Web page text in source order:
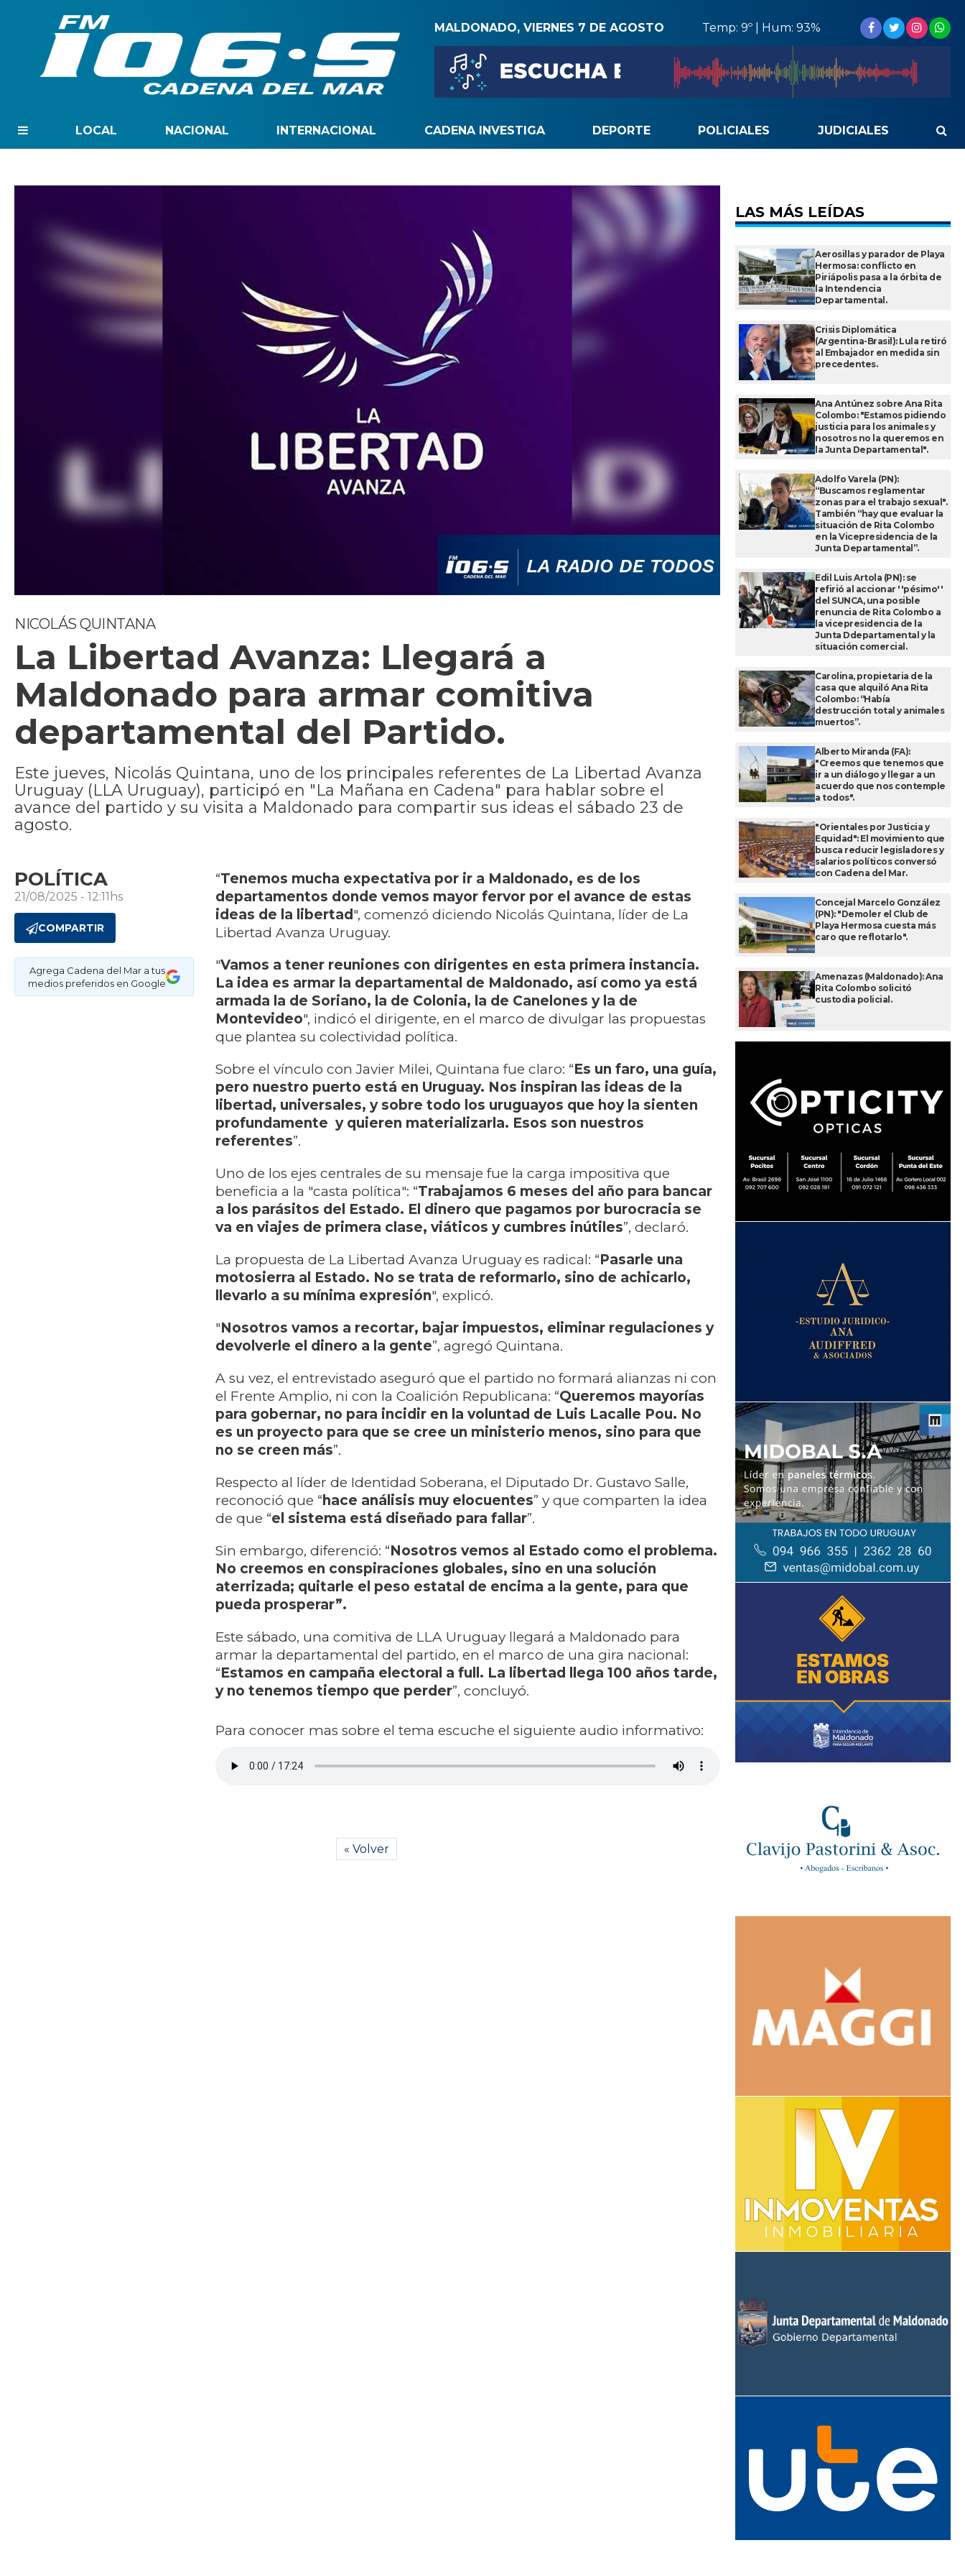
MALDONADO, VIERNES 7 DE AGOSTO Temp: 9º | Hum: 93%
LOCAL NACIONAL INTERNACIONAL CADENA INVESTIGA DEPORTE POLICIALES JUDICIALES
NICOLÁS QUINTANA
La Libertad Avanza: Llegará a
Maldonado para armar comitiva
departamental del Partido.
Este jueves, Nicolás Quintana, uno de los principales referentes de La Libertad Avanza
Uruguay (LLA Uruguay), participó en "La Mañana en Cadena" para hablar sobre el
avance del partido y su visita a Maldonado para compartir sus ideas el sábado 23 de
agosto.
POLÍTICA
21/08/2025 - 12:11hs
COMPARTIR
Agrega Cadena del Mar a tus
medios preferidos en Google
“Tenemos mucha expectativa por ir a Maldonado, es de los
departamentos donde vemos mayor fervor por el avance de estas
ideas de la libertad ", comenzó diciendo Nicolás Quintana, líder de La
Libertad Avanza Uruguay.
"Vamos a tener reuniones con dirigentes en esta primera instancia.
La idea es armar la departamental de Maldonado, así como ya está
armada la de Soriano, la de Colonia, la de Canelones y la de
Montevideo", indicó el dirigente, en el marco de divulgar las propuestas
que plantea su colectividad política.
Sobre el vínculo con Javier Milei, Quintana fue claro: “Es un faro, una guía,
pero nuestro puerto está en Uruguay. Nos inspiran las ideas de la
libertad, universales, y sobre todo los uruguayos que hoy la sienten
profundamente y quieren materializarla. Esos son nuestros
referentes”.
Uno de los ejes centrales de su mensaje fue la carga impositiva que
beneficia a la "casta política": “Trabajamos 6 meses del año para bancar
a los parásitos del Estado. El dinero que pagamos por burocracia se
va en viajes de primera clase, viáticos y cumbres inútiles”, declaró.
La propuesta de La Libertad Avanza Uruguay es radical: “Pasarle una
motosierra al Estado. No se trata de reformarlo, sino de achicarlo,
llevarlo a su mínima expresión", explicó.
"Nosotros vamos a recortar, bajar impuestos, eliminar regulaciones y
devolverle el dinero a la gente”, agregó Quintana.
A su vez, el entrevistado aseguró que el partido no formará alianzas ni con
el Frente Amplio, ni con la Coalición Republicana: “Queremos mayorías
para gobernar, no para incidir en la voluntad de Luis Lacalle Pou. No
es un proyecto para que se cree un ministerio menos, sino para que
no se creen más”.
Respecto al líder de Identidad Soberana, el Diputado Dr. Gustavo Salle,
reconoció que “ hace análisis muy elocuentes” y que comparten la idea
de que “el sistema está diseñado para fallar”.
Sin embargo, diferenció: “Nosotros vemos al Estado como el problema.
No creemos en conspiraciones globales, sino en una solución
aterrizada; quitarle el peso estatal de encima a la gente, para que
pueda prosperar”.
Este sábado, una comitiva de LLA Uruguay llegará a Maldonado para
armar la departamental del partido, en el marco de una gira nacional:
“Estamos en campaña electoral a full. La libertad llega 100 años tarde,
y no tenemos tiempo que perder”, concluyó.
Para conocer mas sobre el tema escuche el siguiente audio informativo:
« Volver
LAS MÁS LEÍDAS
Aerosillas y parador de Playa
Hermosa: conflicto en
Piriápolis pasa a la órbita de
la Intendencia
Departamental.
Crisis Diplomática
(Argentina-Brasil): Lula retiró
al Embajador en medida sin
precedentes.
Ana Antúnez sobre Ana Rita
Colombo: "Estamos pidiendo
justicia para los animales y
nosotros no la queremos en
la Junta Departamental".
Adolfo Varela (PN):
“Buscamos reglamentar
zonas para el trabajo sexual".
También “hay que evaluar la
situación de Rita Colombo
en la Vicepresidencia de la
Junta Departamental”.
Edil Luis Artola (PN): se
refirió al accionar ''pésimo''
del SUNCA, una posible
renuncia de Rita Colombo a
la vicepresidencia de la
Junta Ddepartamental y la
situación comercial.
Carolina, propietaria de la
casa que alquiló Ana Rita
Colombo: “Había
destrucción total y animales
muertos”.
Alberto Miranda (FA):
"Creemos que tenemos que
ir a un diálogo y llegar a un
acuerdo que nos contemple
a todos".
"Orientales por Justicia y
Equidad": El movimiento que
busca reducir legisladores y
salarios políticos conversó
con Cadena del Mar.
Concejal Marcelo González
(PN): "Demoler el Club de
Playa Hermosa cuesta más
caro que reflotarlo".
Amenazas (Maldonado): Ana
Rita Colombo solicitó
custodia policial.